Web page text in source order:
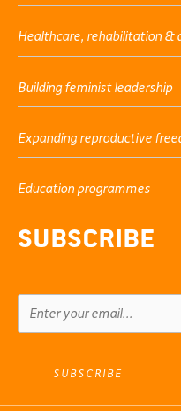
Healthcare, rehabilitation &
Building feminist leadership
Expanding reproductive
Education programmes
Subscribe
SUBSCRIBE